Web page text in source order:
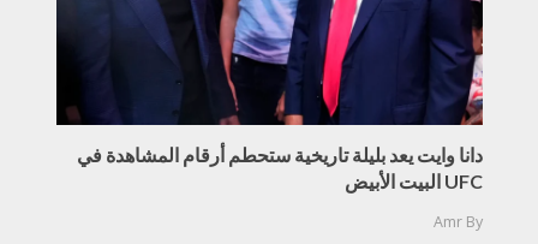
دانا وايت يعد بليلة تاريخية ستحطم أرقام المشاهدة في
UFC البيت الأبيض
By
Amr